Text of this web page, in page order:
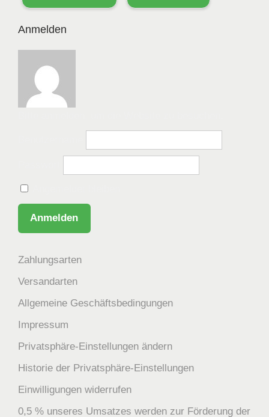
Anmelden
Zahlungsarten
Versandarten
Allgemeine Geschäftsbedingungen
Impressum
Privatsphäre-Einstellungen ändern
Historie der Privatsphäre-Einstellungen
Einwilligungen widerrufen
0,5 % unseres Umsatzes werden zur Förderung der